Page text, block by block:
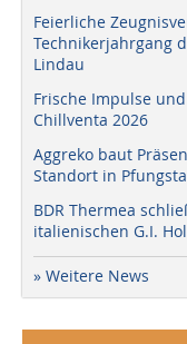
Feierliche
Technikerjahrgang
Lindau
Frische Impulse
Chillventa 2026
Aggreko baut
Standort in
BDR Thermea
italienischen G.I.
» Weitere News